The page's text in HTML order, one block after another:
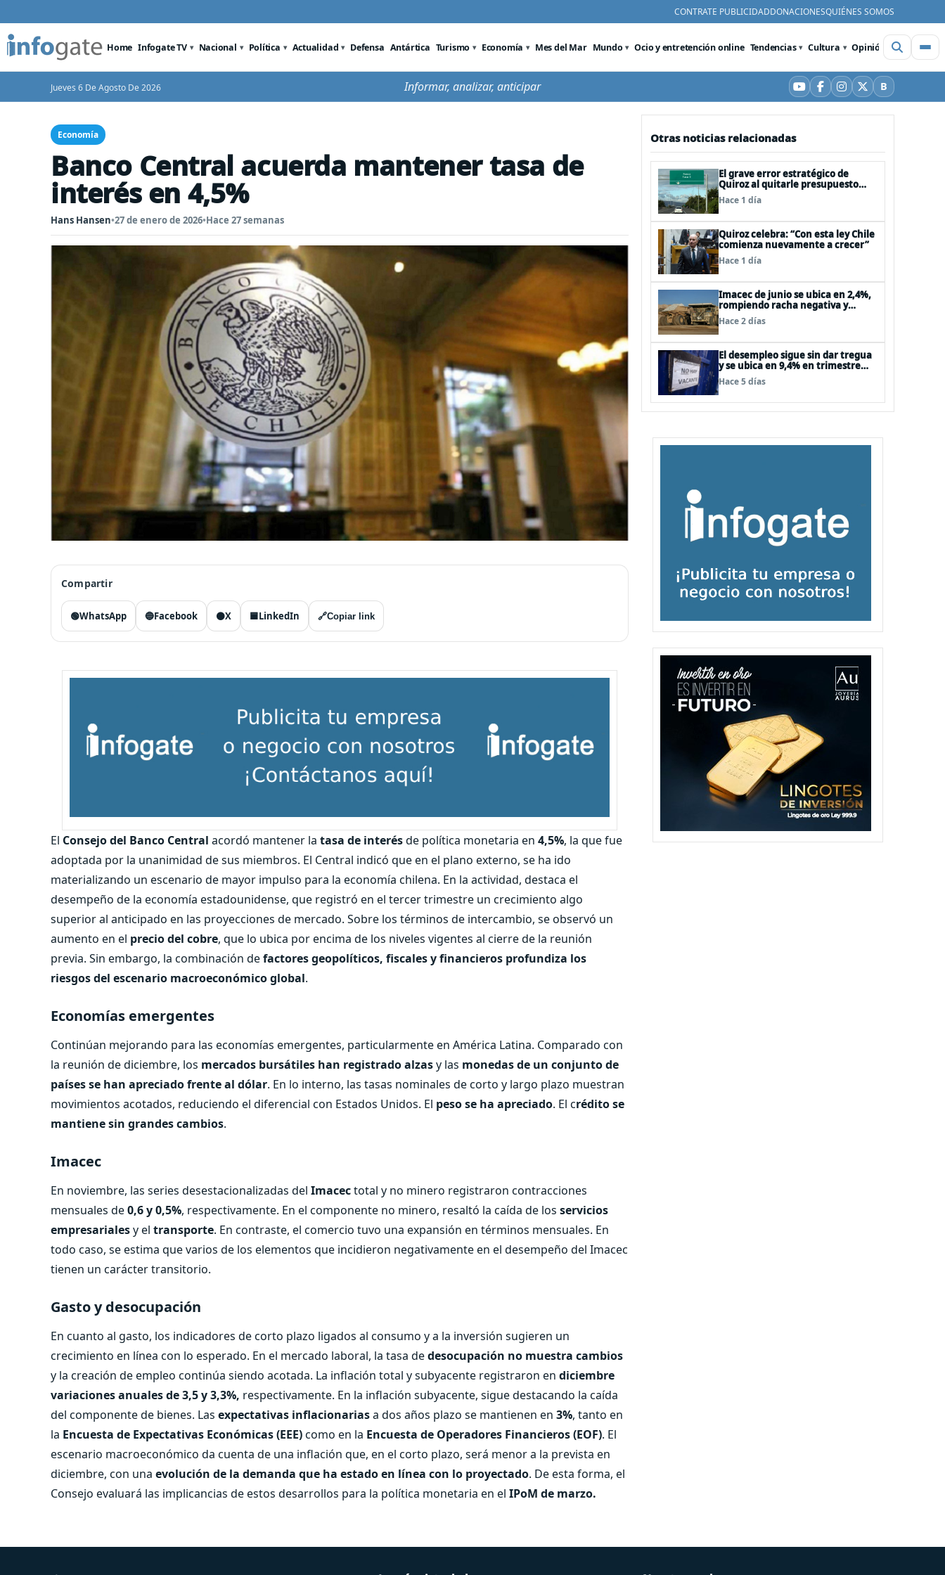
CONTRATE PUBLICIDADDONACIONESQUIÉNES SOMOS
Home Infogate TV Nacional Política Actualidad Defensa Antártica Turismo Economía Mes del Mar Mundo Ocio y entretención online Tendencias Cultura Opinión Videos
Jueves 6 De Agosto De 2026 Informar, analizar, anticipar YouTube
Facebook
Instagram
X BBluesky
Economía
Banco Central acuerda mantener tasa de
interés en 4,5%
Hans Hansen•27 de enero de 2026•Hace 27 semanas
Compartir
🟢WhatsApp 🔵Facebook ⚫X 🟦LinkedIn 🔗Copiar link
El Consejo del Banco Central acordó mantener la tasa de interésde política monetaria en 4,5%, la que fue
adoptada por la unanimidad de sus miembros. El Central indicó que en el plano externo, se ha ido
materializando un escenario de mayor impulso para la economía chilena. En la actividad, destaca el
desempeño de la economía estadounidense, que registró en el tercer trimestre un crecimiento algo
superior al anticipado en las proyecciones de mercado. Sobre los términos de intercambio, se observó un
aumento en el precio del cobre, que lo ubica por encima de los niveles vigentes al cierre de la reunión
previa. Sin embargo, la combinación defactores geopolíticos, fiscales y financieros profundiza los
riesgos del escenario macroeconómico global.
Economías emergentes
Continúan mejorando para las economías emergentes, particularmente en América Latina. Comparado con
la reunión de diciembre, los mercados bursátiles han registrado alzasy las monedas de un conjunto de
países se han apreciado frente al dólar. En lo interno, las tasas nominales de corto y largo plazo muestran
movimientos acotados, reduciendo el diferencial con Estados Unidos. El peso se ha apreciado. El crédito se
mantiene sin grandes cambios.
Imacec
En noviembre, las series desestacionalizadas del Imacectotal y no minero registraron contracciones
mensuales de0,6 y 0,5%, respectivamente. En el componente no minero, resaltó la caída de los servicios
empresarialesy el transporte. En contraste, el comercio tuvo una expansión en términos mensuales. En
todo caso, se estima que varios de los elementos que incidieron negativamente en el desempeño del Imacec
tienen un carácter transitorio.
Gasto y desocupación
En cuanto al gasto, los indicadores de corto plazo ligados al consumo y a la inversión sugieren un
crecimiento en línea con lo esperado. En el mercado laboral, la tasa dedesocupación no muestra cambios
y la creación de empleo continúa siendo acotada. La inflación total y subyacente registraron en diciembre
variaciones anuales de 3,5 y 3,3%, respectivamente. En la inflación subyacente, sigue destacando la caída
del componente de bienes. Las expectativas inflacionariasa dos años plazo se mantienen en 3%, tanto en
la Encuesta de Expectativas Económicas (EEE)como en la Encuesta de Operadores Financieros (EOF). El
escenario macroeconómico da cuenta de una inflación que, en el corto plazo, será menor a la prevista en
diciembre, con una evolución de la demanda que ha estado en línea con lo proyectado. De esta forma, el
Consejo evaluará las implicancias de estos desarrollos para la política monetaria en el IPoM de marzo.
Otras noticias relacionadas
El grave error estratégico de
Quiroz al quitarle presupuesto
para infraestructura vial del
Biobío
Hace 1 día
Quiroz celebra: “Con esta ley Chile
comienza nuevamente a crecer”
Hace 1 día
Imacec de junio se ubica en 2,4%,
rompiendo racha negativa y
supera las expectativas
Hace 2 días
El desempleo sigue sin dar tregua
y se ubica en 9,4% en trimestre
abril-junio
Hace 5 días